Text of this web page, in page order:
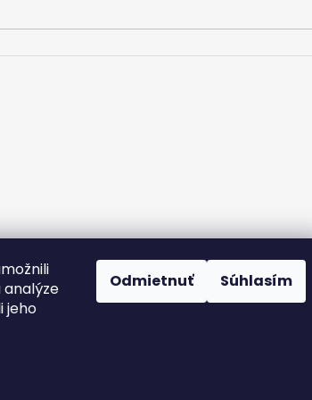
jeho
Odmietnuť Súhlasím
Doprava a platba Podmienky vrátenia
na zákazku